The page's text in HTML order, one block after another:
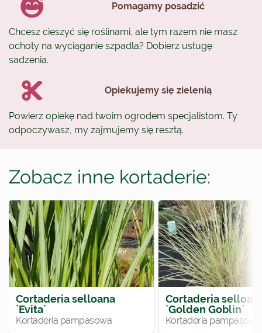
Pomagamy posadzić
Chcesz cieszyć się roślinami, ale tym razem nie masz
ochoty na wyciąganie szpadla? Dobierz usługę
sadzenia.
Opiekujemy się zielenią
Powierz opiekę nad twoim ogrodem specjalistom. Ty
odpoczywasz, my zajmujemy się resztą.
Zobacz inne kortaderie:
Cortaderia selloana
`Evita`
Kortaderia pampasowa
Cortaderia
`Golden Goblin`
Kortaderia pampasowa